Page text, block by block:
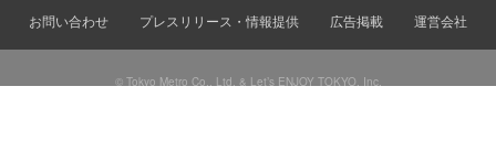
お問い合わせ
プレスリリース・情報提供 広告掲載 運営会社
© Tokyo Metro Co., Ltd. & Let’s ENJOY TOKYO, Inc.